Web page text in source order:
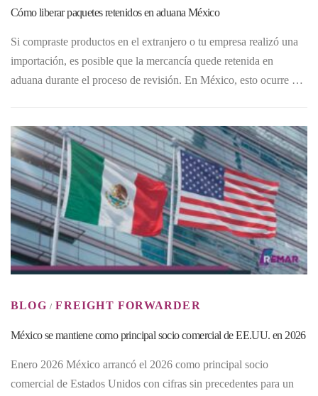
Cómo liberar paquetes retenidos en aduana México
Si compraste productos en el extranjero o tu empresa realizó una
importación, es posible que la mercancía quede retenida en
aduana durante el proceso de revisión. En México, esto ocurre …
BLOG / FREIGHT FORWARDER
México se mantiene como principal socio comercial de EE.UU. en 2026
Enero 2026 México arrancó el 2026 como principal socio
comercial de Estados Unidos con cifras sin precedentes para un